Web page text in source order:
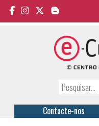
Contacte-nos